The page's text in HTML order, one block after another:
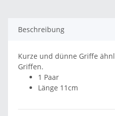
Beschreibung
Kurze und dünne Griffe
Griffen.
1 Paar
Länge 11cm